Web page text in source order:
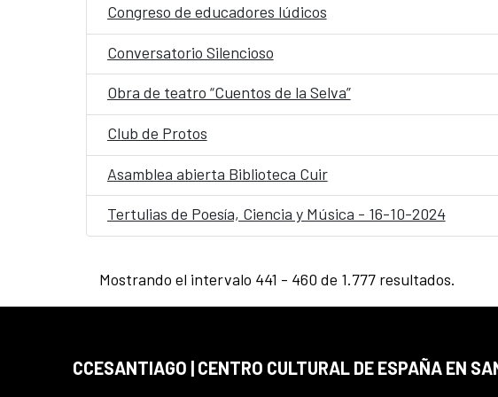
Congreso de educadores lúdicos
Conversatorio Silencioso
Obra de teatro “Cuentos de la Selva”
Club de Protos
Asamblea abierta Biblioteca Cuir
Tertulias de Poesía, Ciencia y Música - 16-10-2024
Mostrando el intervalo 441 - 460 de 1.777 resultados.
CCESANTIAGO | CENTRO CULTURAL DE ESPAÑA EN